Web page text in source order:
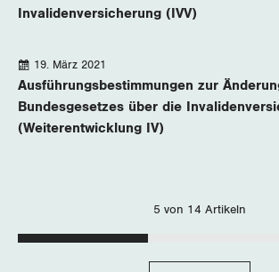
Invalidenversicherung (IVV)
Ausführungsbestimmungen zur
Bundesgesetzes über die
(Weiterentwicklung IV)
19. März 2021
5 von 14 Artikeln